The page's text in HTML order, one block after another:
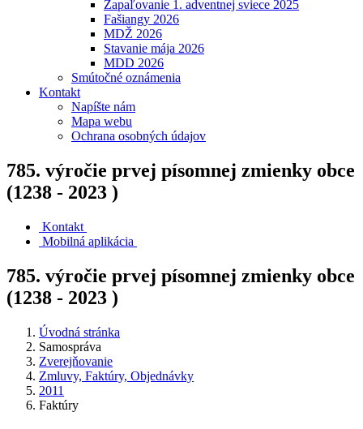
Zapaľovanie 1. adventnej sviece 2025
Fašiangy 2026
MDŽ 2026
Stavanie mája 2026
MDD 2026
Smútočné oznámenia
Kontakt
Napíšte nám
Mapa webu
Ochrana osobných údajov
785. výročie prvej písomnej zmienky obce
(1238 - 2023 )
Kontakt
Mobilná aplikácia
785. výročie prvej písomnej zmienky obce
(1238 - 2023 )
Úvodná stránka
Samospráva
Zverejňovanie
Zmluvy, Faktúry, Objednávky
2011
Faktúry